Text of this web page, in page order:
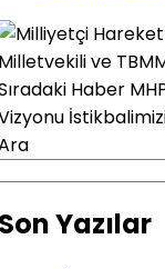
Haber
Yazılar